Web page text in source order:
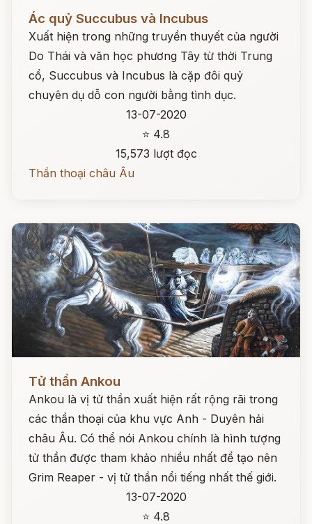
Đọc ngay
Ác quỷ Succubus và Incubus
Xuất hiện trong những truyền thuyết của người
Do Thái và văn học phương Tây từ thời Trung
cổ, Succubus và Incubus là cặp đôi quỷ
chuyên dụ dỗ con người bằng tình dục.
13-07-2020
⭐ 4.8
15,573 lượt đọc
Thần thoại châu Âu
Tử thần Ankou
Ankou là vị tử thần xuất hiện rất rộng rãi trong
các thần thoại của khu vực Anh - Duyên hải
châu Âu. Có thể nói Ankou chính là hình tượng
tử thần được tham khảo nhiều nhất để tạo nên
Grim Reaper - vị tử thần nổi tiếng nhất thế giới.
13-07-2020
⭐ 4.8